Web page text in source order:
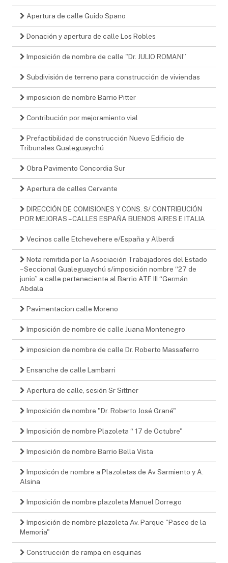
Apertura de calle Guido Spano
Donación y apertura de calle Los Robles
Imposición de nombre de calle "Dr. JULIO ROMANI”
Subdivisión de terreno para construcción de viviendas
imposicion de nombre Barrio Pitter
Contribución por mejoramiento vial
Prefactibilidad de construcción Nuevo Edificio de
Tribunales Gualeguaychú
Obra Pavimento Concordia Sur
Apertura de calles Cervante
DIRECCIÓN DE COMISIONES Y CONS. S/ CONTRIBUCIÓN
POR MEJORAS – CALLES ESPAÑA BUENOS AIRES E ITALIA
Vecinos calle Etchevehere e/España y Alberdi
Nota remitida por la Asociación Trabajadores del Estado
– Seccional Gualeguaychú s/imposición nombre “27 de
junio” a calle perteneciente al Barrio ATE III “Germán
Abdala
Pavimentacion calle Moreno
Imposición de nombre de calle Juana Montenegro
imposicion de nombre de calle Dr. Roberto Massaferro
Ensanche de calle Lambarri
Apertura de calle, sesión Sr Sittner
Imposición de nombre "Dr. Roberto José Grané"
Imposición de nombre Plazoleta “ 17 de Octubre"
Imposición de nombre Barrio Bella Vista
Imposicón de nombre a Plazoletas de Av Sarmiento y A.
Alsina
Imposición de nombre plazoleta Manuel Dorrego
Imposición de nombre plazoleta Av. Parque "Paseo de la
Memoria"
Construcción de rampa en esquinas